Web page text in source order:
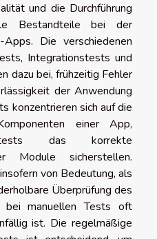
und die Durchführung
Bestandteile bei der
Die verschiedenen
Integrationstests und
dazu bei, frühzeitig Fehler
der Anwendung
konzentrieren sich auf die
einer App,
das korrekte
Module sicherstellen.
von Bedeutung, als
Überprüfung des
bei manuellen Tests oft
ist. Die regelmäßige